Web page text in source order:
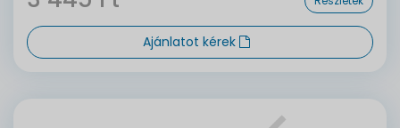
Ajánlatot kérek